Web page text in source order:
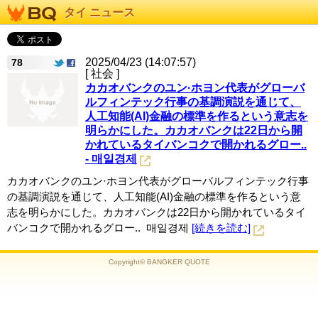
タイ ニュース
78
2025/04/23 (14:07:57)
[ 社会 ]
カカオバンクのユン·ホヨン代表がグローバ
ルフィンテック行事の基調演説を通じて、
人工知能(AI)金融の標準を作るという意志を
明らかにした。カカオバンクは22日から開
かれているタイバンコクで開かれるグロー..
- 매일경제
カカオバンクのユン·ホヨン代表がグローバルフィンテック行事
の基調演説を通じて、人工知能(AI)金融の標準を作るという意
志を明らかにした。カカオバンクは22日から開かれているタイ
バンコクで開かれるグロー.. 매일경제 [続きを読む]
Copyright© BANGKER QUOTE